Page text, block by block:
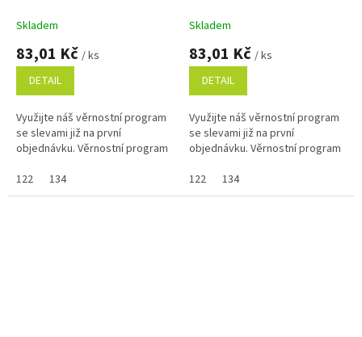
Skladem
83,01 Kč / ks
DETAIL
Využijte náš věrnostní program
se slevami již na první
objednávku. Věrnostní program
122
134
Skladem
83,01 Kč / ks
DETAIL
Využijte náš věrnostní program
se slevami již na první
objednávku. Věrnostní program
122
134